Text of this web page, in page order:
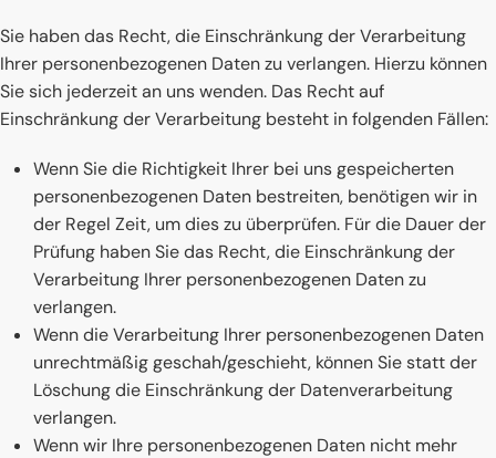
Sie haben das Recht, die Einschränkung der Verarbeitung
Ihrer personenbezogenen Daten zu verlangen. Hierzu können
Sie sich jederzeit an uns wenden. Das Recht auf
Einschränkung der Verarbeitung besteht in folgenden Fällen:
Wenn Sie die Richtigkeit Ihrer bei uns gespeicherten
personenbezogenen Daten bestreiten, benötigen wir in
der Regel Zeit, um dies zu überprüfen. Für die Dauer der
Prüfung haben Sie das Recht, die Einschränkung der
Verarbeitung Ihrer personenbezogenen Daten zu
verlangen.
Wenn die Verarbeitung Ihrer personenbezogenen Daten
unrechtmäßig geschah/geschieht, können Sie statt der
Löschung die Einschränkung der Datenverarbeitung
verlangen.
Wenn wir Ihre personenbezogenen Daten nicht mehr